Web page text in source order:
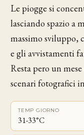
Le piogge si
lasciando spazio a
massimo sviluppo,
e gli avvistamenti
Resta pero un
scenari fotografici
TEMP GIORNO
31-33°C